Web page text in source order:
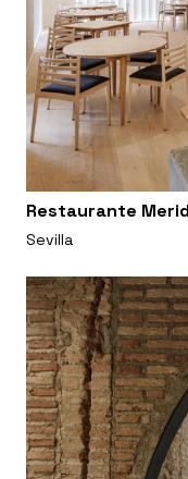
Restaurante
Sevilla